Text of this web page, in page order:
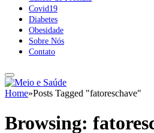
Covid19
Diabetes
Obesidade
Sobre Nós
Contato
Home»Posts Tagged "fatoreschave"
Browsing: